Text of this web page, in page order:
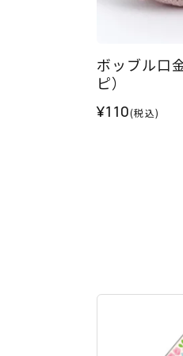
ボッブル口
ピ）
¥110(税込)